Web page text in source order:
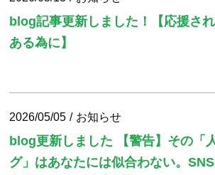
当院の整体とは
blog記事更新しました！【応援さ
ある為に】
2026/05/05 お知らせ
blog更新しました 【警告】その「
グ」はあなたには似合わない。